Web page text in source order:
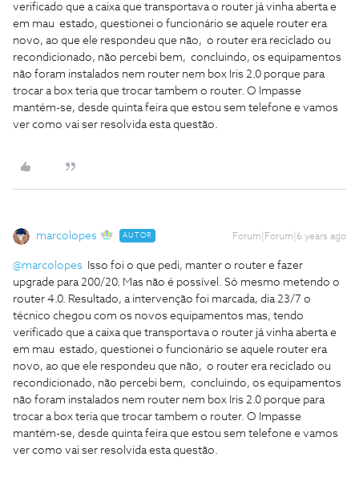
verificado que a caixa que transportava o router já vinha aberta e
em mau estado, questionei o funcionário se aquele router era
novo, ao que ele respondeu que não, o router era reciclado ou
recondicionado, não percebi bem, concluindo, os equipamentos
não foram instalados nem router nem box Iris 2.0 porque para
trocar a box teria que trocar tambem o router. O Impasse
mantém-se, desde quinta feira que estou sem telefone e vamos
ver como vai ser resolvida esta questão.
marcolopes AUTOR Forum|Forum|6 years ago
@marcolopes Isso foi o que pedi, manter o router e fazer
upgrade para 200/20. Mas não é possível. Só mesmo metendo o
router 4.0. Resultado, a intervenção foi marcada, dia 23/7 o
técnico chegou com os novos equipamentos mas, tendo
verificado que a caixa que transportava o router já vinha aberta e
em mau estado, questionei o funcionário se aquele router era
novo, ao que ele respondeu que não, o router era reciclado ou
recondicionado, não percebi bem, concluindo, os equipamentos
não foram instalados nem router nem box Iris 2.0 porque para
trocar a box teria que trocar tambem o router. O Impasse
mantém-se, desde quinta feira que estou sem telefone e vamos
ver como vai ser resolvida esta questão.